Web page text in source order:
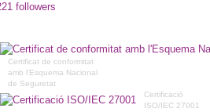
followers
Certificat de conformitat
amb l'Esquema Nacional
de Seguretat
Certificació
ISO/IEC 27001